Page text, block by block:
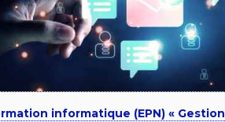
informatique (EPN) « Gestion